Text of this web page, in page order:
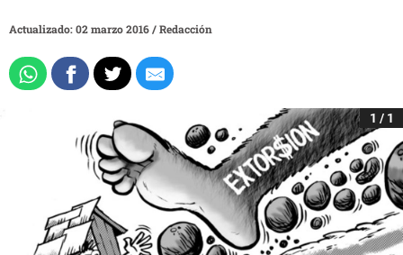
Actualizado: 02 marzo 2016/Redacción
1 / 1